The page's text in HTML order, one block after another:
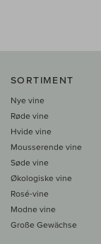
SORTIMENT
Nye vine
Røde vine
Hvide vine
Mousserende vine
Søde vine
Økologiske vine
Rosé-vine
Modne vine
Große Gewächse